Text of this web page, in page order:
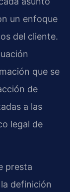
un enfoque
del cliente.
que se
de
a las
legal de
presta
definición